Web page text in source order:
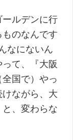
ルデンに行
のなんです
なにないん
て、『大阪
国で）やっ
ながら、大
、変わらな